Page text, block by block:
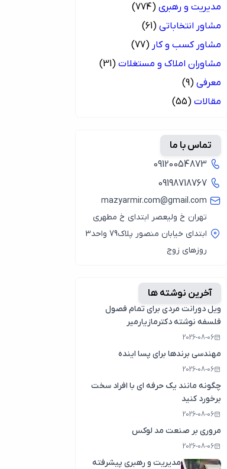
مدیریت و رهبری (774)
مشاور انتخاباتی (61)
مشاور کسب و کار (77)
مشاوران املاک و مستغلات (31)
معرفی (9)
مقالات (55)
تماس با ما
09120054873
09198718767
mazyarmir.com@gmail.com
تهران خ ولیعصر ابتدای خ مطهری
ابتدای خیابان منصور پلاک79 واحد3
روزهای زوج
آخرین نوشته ها
ویل دورانت مردی برای تمام فصول
فلسفه نوشته دکترمازیارمیر
2026-08-06
مهندسی برندها برای پسا اینده
2026-08-06
چگونه مانند یک حرفه ای با افراد سخت
برخورد کنید
2026-08-06
مروری بر صنعت مد لوکس
2026-08-06
مدیریت و رهبری پیشرفته